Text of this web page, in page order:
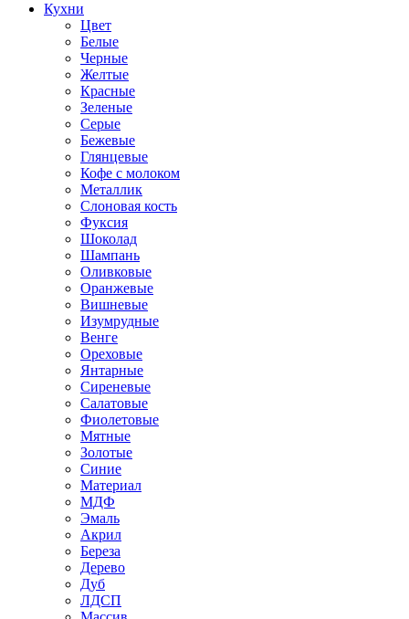
Кухни
Цвет
Белые
Черные
Желтые
Красные
Зеленые
Серые
Бежевые
Глянцевые
Кофе с молоком
Металлик
Слоновая кость
Фуксия
Шоколад
Шампань
Оливковые
Оранжевые
Вишневые
Изумрудные
Венге
Ореховые
Янтарные
Сиреневые
Салатовые
Фиолетовые
Мятные
Золотые
Синие
Материал
МДФ
Эмаль
Акрил
Береза
Дерево
Дуб
ЛДСП